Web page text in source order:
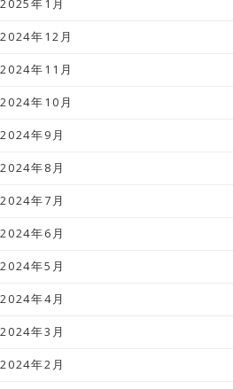
2025年1月
2024年12月
2024年11月
2024年10月
2024年9月
2024年8月
2024年7月
2024年6月
2024年5月
2024年4月
2024年3月
2024年2月